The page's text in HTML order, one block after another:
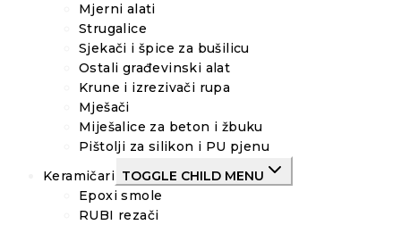
Mjerni alati
Strugalice
Sjekači i špice za bušilicu
Ostali građevinski alat
Krune i izrezivači rupa
Mješači
Miješalice za beton i žbuku
Pištolji za silikon i PU pjenu
Keramičari TOGGLE CHILD MENU
Epoxi smole
RUBI rezači